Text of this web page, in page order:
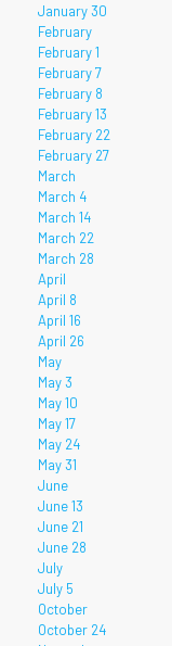
January 30
February
February 1
February 7
February 8
February 13
February 22
February 27
March
March 4
March 14
March 22
March 28
April
April 8
April 16
April 26
May
May 3
May 10
May 17
May 24
May 31
June
June 13
June 21
June 28
July
July 5
October
October 24